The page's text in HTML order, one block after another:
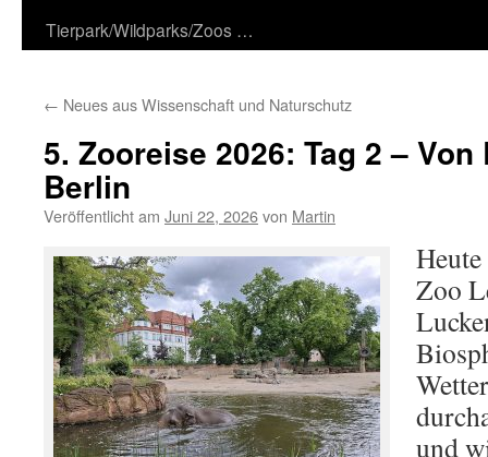
Tierpark/Wildparks/Zoos …
← Neues aus Wissenschaft und Naturschutz
5. Zooreise 2026: Tag 2 –
Berlin
Veröffentlicht am Juni 22, 2026von Martin
Zoo
und